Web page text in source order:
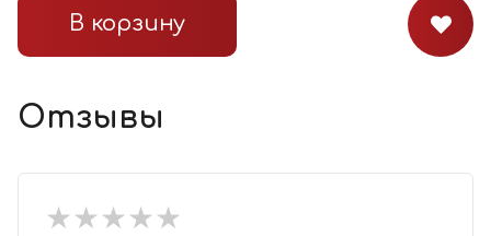
В корзину
Отзывы
★★★★★
★★★★★